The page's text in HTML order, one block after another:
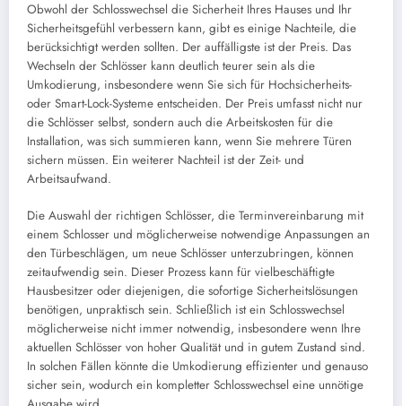
Obwohl der Schlosswechsel die Sicherheit Ihres Hauses und Ihr
Sicherheitsgefühl verbessern kann, gibt es einige Nachteile, die
berücksichtigt werden sollten. Der auffälligste ist der Preis. Das
Wechseln der Schlösser kann deutlich teurer sein als die
Umkodierung, insbesondere wenn Sie sich für Hochsicherheits-
oder Smart-Lock-Systeme entscheiden. Der Preis umfasst nicht nur
die Schlösser selbst, sondern auch die Arbeitskosten für die
Installation, was sich summieren kann, wenn Sie mehrere Türen
sichern müssen. Ein weiterer Nachteil ist der Zeit- und
Arbeitsaufwand.
Die Auswahl der richtigen Schlösser, die Terminvereinbarung mit
einem Schlosser und möglicherweise notwendige Anpassungen an
den Türbeschlägen, um neue Schlösser unterzubringen, können
zeitaufwendig sein. Dieser Prozess kann für vielbeschäftigte
Hausbesitzer oder diejenigen, die sofortige Sicherheitslösungen
benötigen, unpraktisch sein. Schließlich ist ein Schlosswechsel
möglicherweise nicht immer notwendig, insbesondere wenn Ihre
aktuellen Schlösser von hoher Qualität und in gutem Zustand sind.
In solchen Fällen könnte die Umkodierung effizienter und genauso
sicher sein, wodurch ein kompletter Schlosswechsel eine unnötige